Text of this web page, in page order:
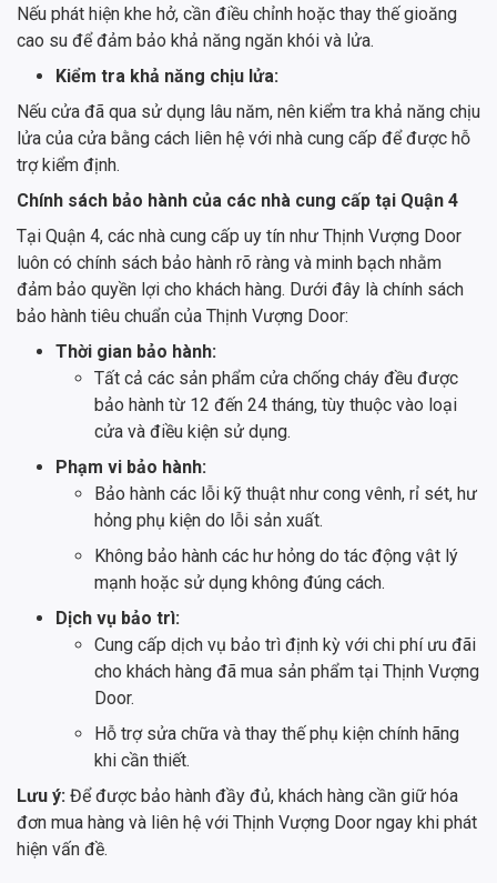
Nếu phát hiện khe hở, cần điều chỉnh hoặc thay thế gioăng
cao su để đảm bảo khả năng ngăn khói và lửa.
Kiểm tra khả năng chịu lửa:
Nếu cửa đã qua sử dụng lâu năm, nên kiểm tra khả năng chịu
lửa của cửa bằng cách liên hệ với nhà cung cấp để được hỗ
trợ kiểm định.
Chính sách bảo hành của các nhà cung cấp tại Quận 4
Tại Quận 4, các nhà cung cấp uy tín như Thịnh Vượng Door
luôn có chính sách bảo hành rõ ràng và minh bạch nhằm
đảm bảo quyền lợi cho khách hàng. Dưới đây là chính sách
bảo hành tiêu chuẩn của Thịnh Vượng Door:
Thời gian bảo hành:
Tất cả các sản phẩm cửa chống cháy đều được
bảo hành từ 12 đến 24 tháng, tùy thuộc vào loại
cửa và điều kiện sử dụng.
Phạm vi bảo hành:
Bảo hành các lỗi kỹ thuật như cong vênh, rỉ sét, hư
hỏng phụ kiện do lỗi sản xuất.
Không bảo hành các hư hỏng do tác động vật lý
mạnh hoặc sử dụng không đúng cách.
Dịch vụ bảo trì:
Cung cấp dịch vụ bảo trì định kỳ với chi phí ưu đãi
cho khách hàng đã mua sản phẩm tại Thịnh Vượng
Door.
Hỗ trợ sửa chữa và thay thế phụ kiện chính hãng
khi cần thiết.
Lưu ý: Để được bảo hành đầy đủ, khách hàng cần giữ hóa
đơn mua hàng và liên hệ với Thịnh Vượng Door ngay khi phát
hiện vấn đề.